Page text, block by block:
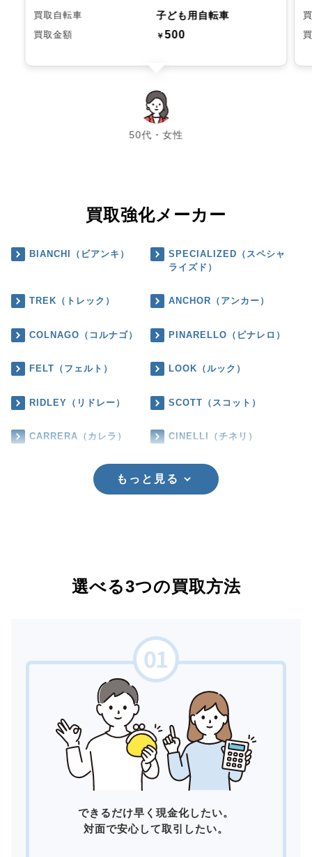
買取自転車 子ども用自転車
買取金額 ￥500
50代・女性
chevron_left chevron_right
買取強化メーカー
BIANCHI（ビアンキ）
SPECIALIZED（スペシャ
ライズド）
TREK（トレック） ANCHOR（アンカー）
COLNAGO（コルナゴ） PINARELLO（ピナレロ）
FELT（フェルト） LOOK（ルック）
RIDLEY（リドレー） SCOTT（スコット）
CARRERA（カレラ） CINELLI（チネリ）
もっと見る
選べる3つの買取方法
できるだけ早く現金化したい。
対面で安心して取引したい。